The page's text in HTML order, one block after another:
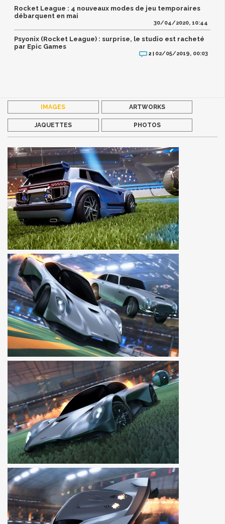
Rocket League : 4 nouveaux modes de jeu temporaires
débarquent en mai
30/04/2020, 10:44
Psyonix (Rocket League) : surprise, le studio est racheté
par Epic Games
2 | 02/05/2019, 00:03
IMAGES ARTWORKS
JAQUETTES PHOTOS